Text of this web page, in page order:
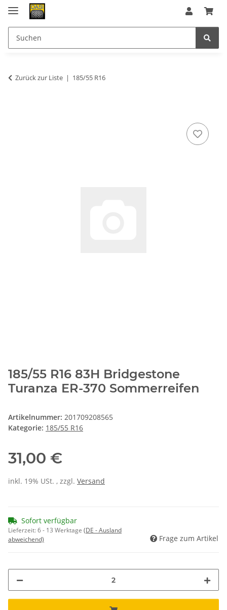
Zurück zur Liste 185/55 R16
185/55 R16 83H Bridgestone
Turanza ER-370 Sommerreifen
Artikelnummer: 201709208565
Kategorie: 185/55 R16
31,00 €
inkl. 19% USt. , zzgl. Versand
Sofort verfügbar
Lieferzeit:6 - 13 Werktage (DE - Ausland
abweichend)
Frage zum Artikel